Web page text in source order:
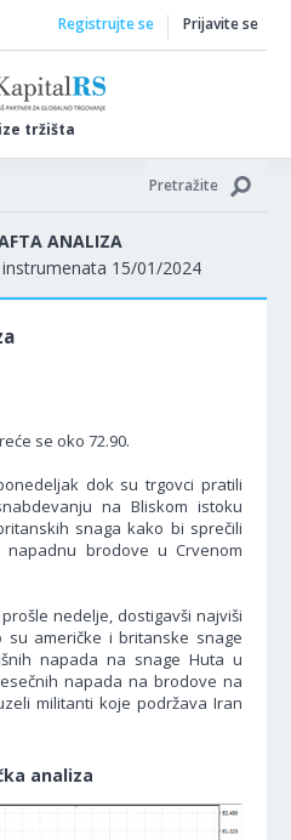
tržišta
Registrujte se Prijavite se
Pretražite
ANALIZA
instrumenata 15/01/2024
se oko 72.90.
dok su trgovci pratili
na Bliskom istoku
snaga kako bi sprečili
brodove u Crvenom
nedelje, dostigavši najviši
američke i britanske snage
napada na snage Huta u
napada na brodove na
militanti koje podržava Iran
analiza